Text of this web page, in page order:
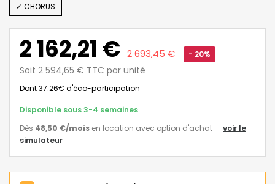
✓ CHORUS
2 162,21 € 2 693,45 € - 20%
Soit 2 594,65 € TTC par unité
Dont 37.26€ d'éco-participation
Disponible sous 3-4 semaines
Dès 48,50 €/mois en location avec option d'achat — voir le
simulateur